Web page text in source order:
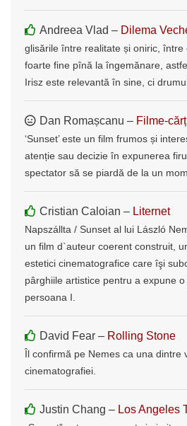
Andreea Vlad – Dilema
glisările între realitate și oniric,
foarte fine pînă la îngemănare,
Irisz este relevantă în sine, ci
Dan Romașcanu – Filme-
‘Sunset’ este un film frumos și
atenție sau decizie în expunerea
spectator să se piardă de la un
Cristian Caloian – Liternet
Napszállta / Sunset al lui László
un film d`auteur coerent construit,
estetici cinematografice care îşi
pârghiile artistice pentru a expune
persoana I.
David Fear – Rolling Stone
Îl confirmă pe Nemes ca una dintre
cinematografiei.
Justin Chang – Los Angeles